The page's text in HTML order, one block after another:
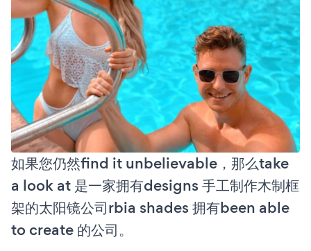
如果您仍然find it unbelievable，那么take
a look at 是一家拥有designs 手工制作木制框
架的太阳镜公司rbia shades 拥有been able
to create 的公司。